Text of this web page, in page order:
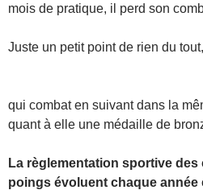
mois de pratique, il perd son
Juste un petit point de rien du
qui combat en suivant dans la
quant à elle une médaille de
La règlementation sportive
poings évoluent chaque année